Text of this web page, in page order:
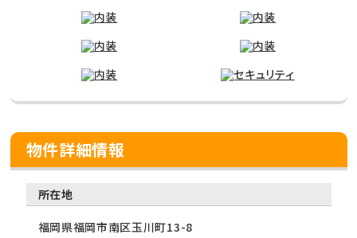
物件詳細情報
所在地
福岡県福岡市南区玉川町13-8